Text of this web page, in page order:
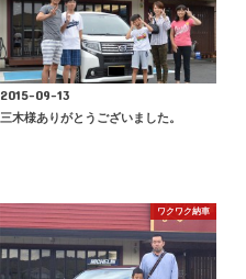
2015-09-13
三木様ありがとうございました。
ワクワク納車